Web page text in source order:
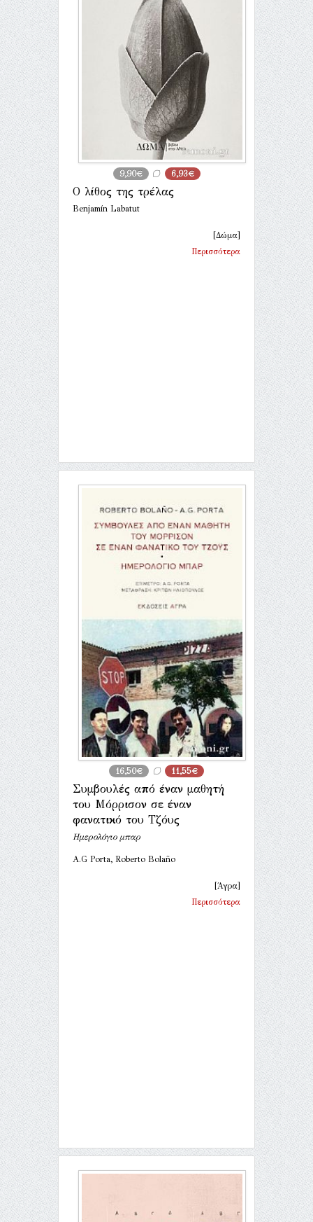
9,90€ 6,93€
Ο λίθος της τρέλας
Benjamín Labatut
[Δώμα]
Περισσότερα
16,50€ 11,55€
Συμβουλές από έναν μαθητή
του Μόρρισον σε έναν
φανατικό του Τζόυς
Ημερολόγιο μπαρ
A.G Porta, Roberto Bolaño
[Άγρα]
Περισσότερα